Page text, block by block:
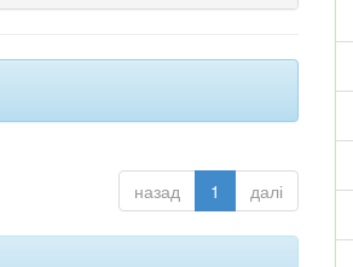
назад 1 далі